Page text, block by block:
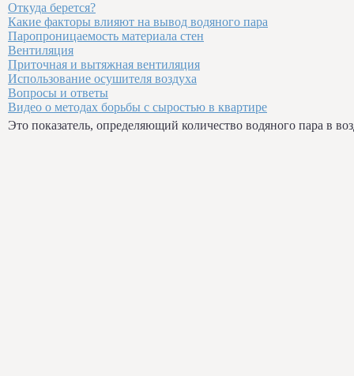
Откуда берется?
Какие факторы влияют на вывод водяного пара
Паропроницаемость материала стен
Вентиляция
Приточная и вытяжная вентиляция
Использование осушителя воздуха
Вопросы и ответы
Видео о методах борьбы с сыростью в квартире
Это показатель, определяющий количество водяного пара в